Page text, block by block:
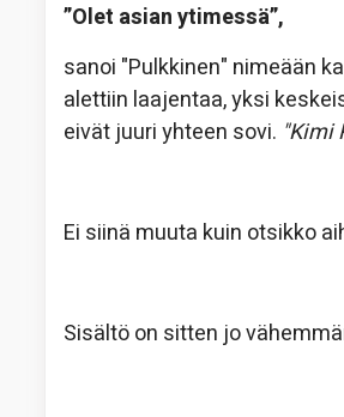
”Olet asian ytimessä”,
sanoi "Pulkkinen" nimeään
alettiin laajentaa, yksi
eivät juuri yhteen sovi. "Kimi
Ei siinä muuta kuin otsikko
Sisältö on sitten jo